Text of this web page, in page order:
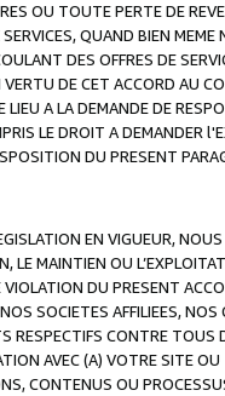
OU TOUTE PERTE DE
QUAND BIEN
DES OFFRES DE
DE CET ACCORD AU
LIEU A LA DEMANDE DE
LE DROIT A DEMANDER
DU PRESENT
EN VIGUEUR,
LE MAINTIEN OU
DU PRESENT
SOCIETES AFFILIEES,
RESPECTIFS CONTRE
AVEC (A) VOTRE SITE
CONTENUS OU